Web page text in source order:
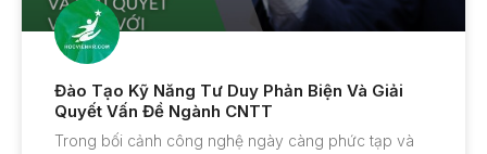
Đào Tạo Kỹ Năng Tư Duy Phản Biện Và Giải
Quyết Vấn Đề Ngành CNTT
Trong bối cảnh công nghệ ngày càng phức tạp và